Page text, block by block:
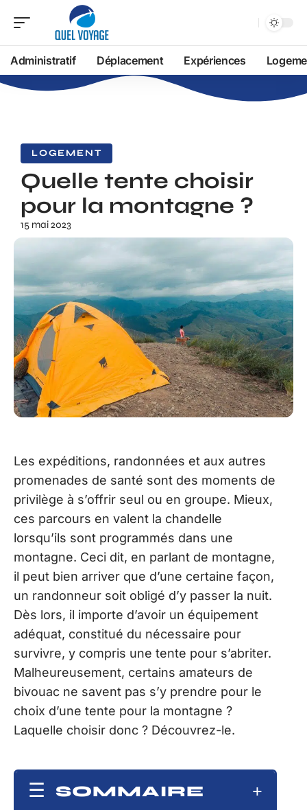
Administratif Déplacement Expériences
LOGEMENT
Quelle tente choisir
pour la montagne ?
15 mai 2023
Les expéditions, randonnées et aux autres
promenades de santé sont des moments de
privilège à s’offrir seul ou en groupe. Mieux,
ces parcours en valent la chandelle
lorsqu’ils sont programmés dans une
montagne. Ceci dit, en parlant de montagne,
il peut bien arriver que d’une certaine façon,
un randonneur soit obligé d’y passer la nuit.
Dès lors, il importe d’avoir un équipement
adéquat, constitué du nécessaire pour
survivre, y compris une tente pour s’abriter.
Malheureusement, certains amateurs de
bivouac ne savent pas s’y prendre pour le
choix d’une tente pour la montagne ?
Laquelle choisir donc ? Découvrez-le.
SOMMAIRE